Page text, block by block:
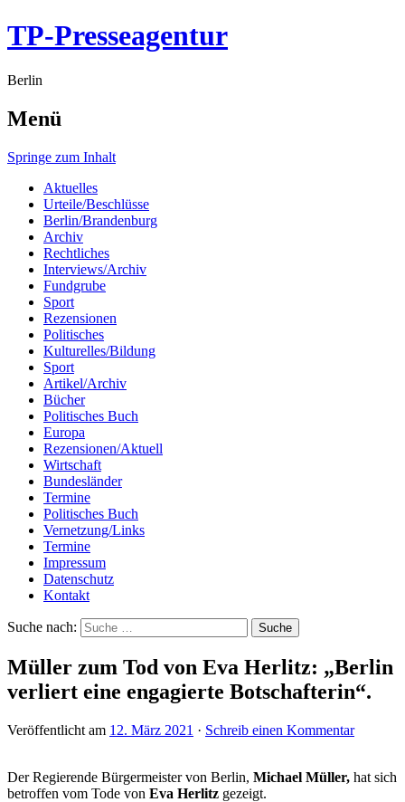
TP-Presseagentur
Berlin
Menü
Springe zum Inhalt
Aktuelles
Urteile/Beschlüsse
Berlin/Brandenburg
Archiv
Rechtliches
Interviews/Archiv
Fundgrube
Sport
Rezensionen
Politisches
Kulturelles/Bildung
Sport
Artikel/Archiv
Bücher
Politisches Buch
Europa
Rezensionen/Aktuell
Wirtschaft
Bundesländer
Termine
Politisches Buch
Vernetzung/Links
Termine
Impressum
Datenschutz
Kontakt
Suche nach:
Müller zum Tod von Eva Herlitz: „Berlin
verliert eine engagierte Botschafterin“.
Veröffentlicht am 12. März 2021 · Schreib einen Kommentar
Der Regierende Bürgermeister von Berlin, Michael Müller, hat sich
betroffen vom Tode von Eva Herlitz gezeigt.